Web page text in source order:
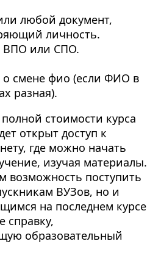
любой документ,
личность.
ВПО или СПО.
о смене фио (если ФИО в
разная).
стоимости курса
открыт доступ к
где можно начать
изучая материалы.
возможность поступить
ВУЗов, но и
на последнем курсе
справку,
образовательный